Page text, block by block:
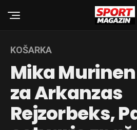
KOŠARKA
Mika
za Arkanzas
Rejzorbeks,